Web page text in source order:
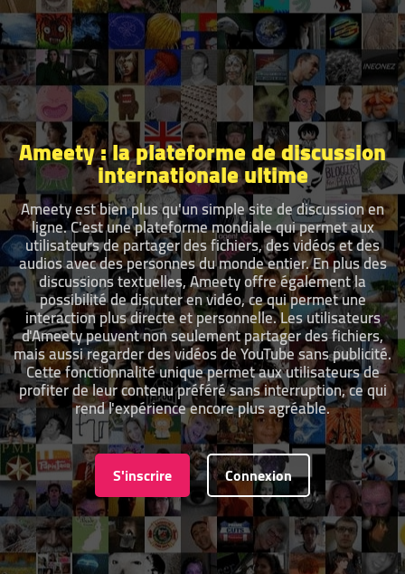
Ameety : la plateforme de discussion
internationale ultime
Ameety est bien plus qu'un simple site de discussion en
ligne. C'est une plateforme mondiale qui permet aux
utilisateurs de partager des fichiers, des vidéos et des
audios avec des personnes du monde entier. En plus des
discussions textuelles, Ameety offre également la
possibilité de discuter en vidéo, ce qui permet une
interaction plus directe et personnelle. Les utilisateurs
d'Ameety peuvent non seulement partager des fichiers,
mais aussi regarder des vidéos de YouTube sans publicité.
Cette fonctionnalité unique permet aux utilisateurs de
profiter de leur contenu préféré sans interruption, ce qui
rend l'expérience encore plus agréable.
S'inscrire Connexion